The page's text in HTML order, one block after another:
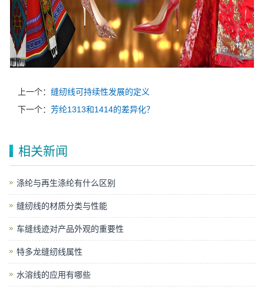
上一个： 缝纫线可持续性发展的定义
下一个： 芳纶1313和1414的差异化？
相关新闻
涤纶与再生涤纶有什么区别
缝纫线的材质分类与性能
车缝线迹对产品外观的重要性
特多龙缝纫线属性
水溶线的应用有哪些